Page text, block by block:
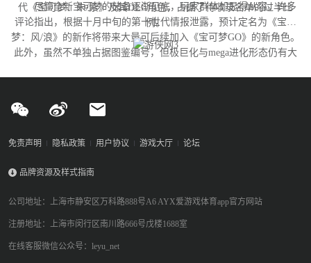
代《宝可梦：朱/紫》及其DLC角色，占据了待收录名单的过半比
例。
尽管全新宝可梦的储备逐渐见底，玩家群体却显得从容。许多
评论指出，根据十月中旬的第十世代情报泄露，预计定名为《宝可
梦：风/浪》的新作将带来大量可后续加入《宝可梦GO》的新角色。
此外，虽然不单独占据图鉴编号，但极巨化与mega进化形态仍有大
免责声明 隐私政策 用户协议 游戏大厅 论坛
品牌资源及样式指南
公司地址：上海市静安区万科路888号A6 AYX爱游戏体育app官方网站
注册地址：上海市闵行区南川路666号戊楼1688室
在线客服微信公众号：leyu_net